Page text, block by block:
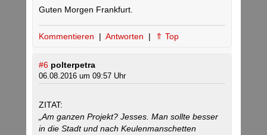
Guten Morgen Frankfurt.
Kommentieren | Antworten | ⇑ Top
#6 polterpetra
06.08.2016 um 09:57 Uhr
ZITAT:
„Am ganzen Projekt? Jesses. Man sollte besser
in die Stadt und nach Keulenmanschetten